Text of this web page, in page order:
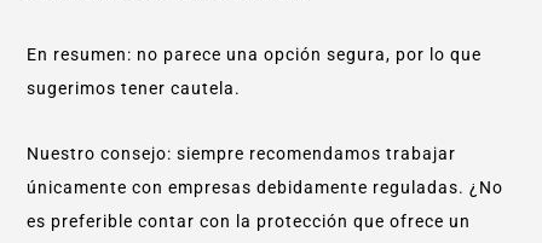
En resumen: no parece una opción segura, por lo que
sugerimos tener cautela.
Nuestro consejo: siempre recomendamos trabajar
únicamente con empresas debidamente reguladas. ¿No
es preferible contar con la protección que ofrece un